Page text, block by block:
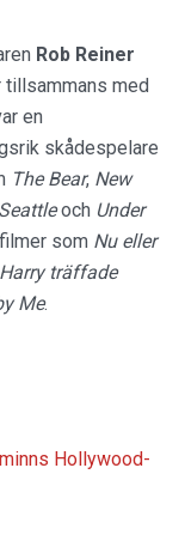
Rob Reiner
med
en
skådespelare
The Bear, New
och Under
som Nu eller
träffade
Me.
Hollywood-